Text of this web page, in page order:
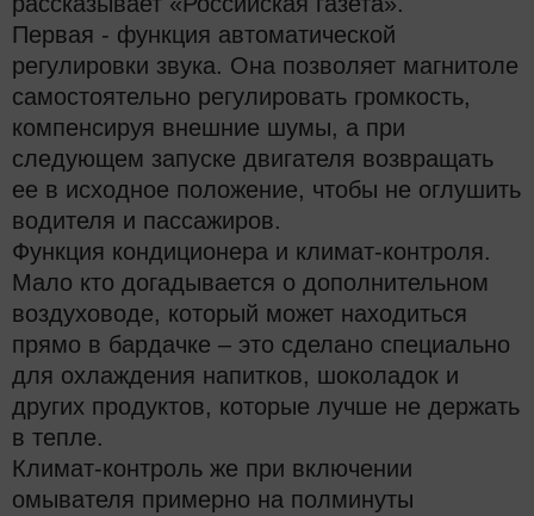
Первая - функция автоматической
регулировки звука. Она позволяет магнитоле
самостоятельно регулировать громкость,
компенсируя внешние шумы, а при
следующем запуске двигателя возвращать
ее в исходное положение, чтобы не оглушить
водителя и пассажиров.
Функция кондиционера и климат-контроля.
Мало кто догадывается о дополнительном
воздуховоде, который может находиться
прямо в бардачке – это сделано специально
для охлаждения напитков, шоколадок и
других продуктов, которые лучше не держать
в тепле.
Климат-контроль же при включении
омывателя примерно на полминуты